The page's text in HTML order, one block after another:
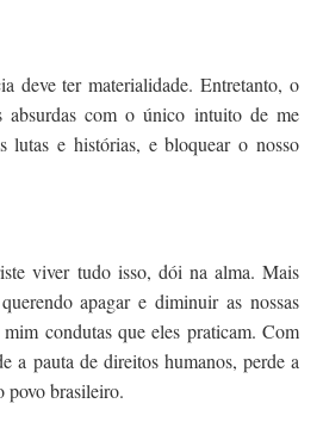
deve ter materialidade. Entretanto, o
absurdas com o único intuito de me
lutas e histórias, e bloquear o nosso
viver tudo isso, dói na alma. Mais
apagar e diminuir as nossas
condutas que eles praticam. Com
a pauta de direitos humanos, perde a
povo brasileiro.